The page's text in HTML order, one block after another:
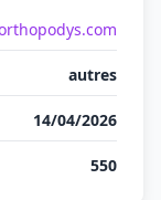
autres
14/04/2026
550